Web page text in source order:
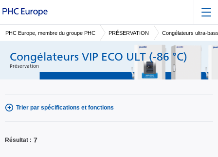
PHC Europe, membre du groupe PHC PRÉSERVATION Congélateurs ultra-
Congélateurs VIP ECO ULT (-86 °C)
Préservation
Trier par spécifications et fonctions
Résultat 7